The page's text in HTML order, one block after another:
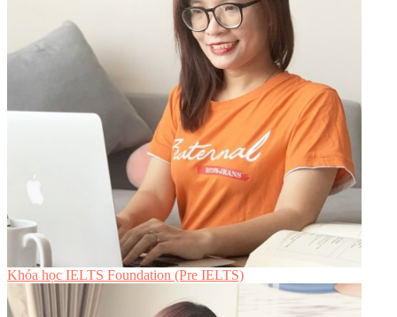
Khóa học IELTS Foundation (Pre IELTS)